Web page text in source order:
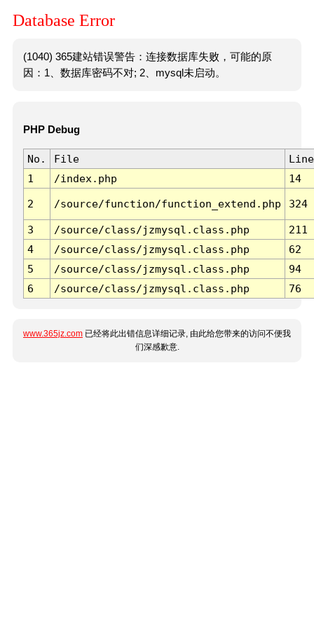
Database Error
(1040) 365建站错误警告：连接数据库失败，可能的原
因：1、数据库密码不对; 2、mysql未启动。
PHP Debug
No. File
Line
1
/index.php 14
2 /source/function/function_extend.php 324
3 /source/class/jzmysql.class.php
211
4
/source/class/jzmysql.class.php
62
5
/source/class/jzmysql.class.php
94
6
/source/class/jzmysql.class.php 76
www.365jz.com 已经将此出错信息详细记录, 由此给您带来的访问不便我
们深感歉意.